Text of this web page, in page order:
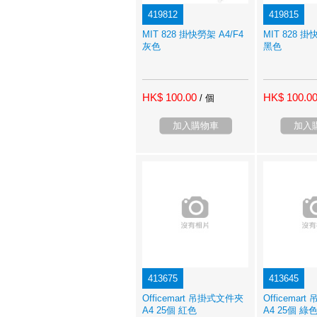
419812
MIT 828 掛快勞架 A4/F4
灰色
HK$ 100.00 / 個
加入購物車
419815
MIT 828 掛
黑色
HK$
加入
413675
Officemart 吊掛式文件夾
A4 25個 紅色
413645
Officemart
A4 25個 綠色